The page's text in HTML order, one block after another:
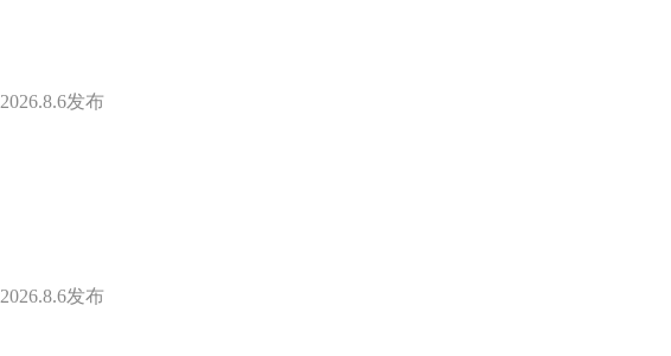
2026.8.6发布
2026.8.6发布